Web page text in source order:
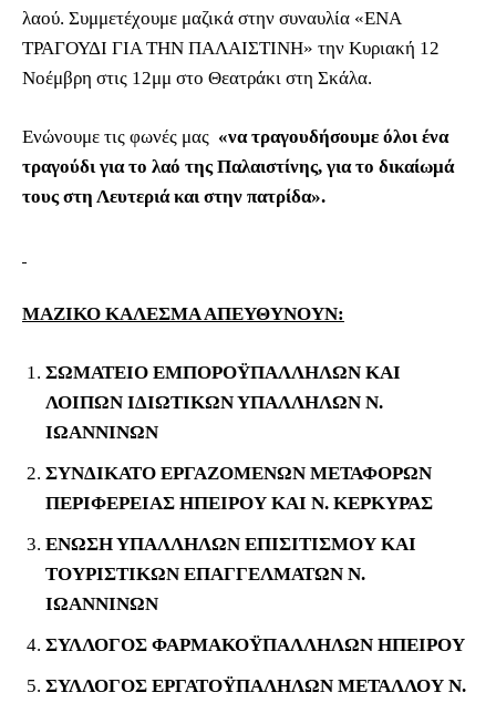
λαού. Συμμετέχουμε μαζικά στην συναυλία «ΕΝΑ
ΤΡΑΓΟΥΔΙ ΓΙΑ ΤΗΝ ΠΑΛΑΙΣΤΙΝΗ» την Κυριακή 12
Νοέμβρη στις 12μμ στο Θεατράκι στη Σκάλα.
Ενώνουμε τις φωνές μας «να τραγουδήσουμε όλοι ένα
τραγούδι για το λαό της Παλαιστίνης, για το δικαίωμά
τους στη Λευτεριά και στην πατρίδα».
ΜΑΖΙΚΟ ΚΑΛΕΣΜΑ ΑΠΕΥΘΥΝΟΥΝ:
ΣΩΜΑΤΕΙΟ ΕΜΠΟΡΟΫΠΑΛΛΗΛΩΝ ΚΑΙ
ΛΟΙΠΩΝ ΙΔΙΩΤΙΚΩΝ ΥΠΑΛΛΗΛΩΝ Ν.
ΙΩΑΝΝΙΝΩΝ
ΣΥΝΔΙΚΑΤΟ ΕΡΓΑΖΟΜΕΝΩΝ ΜΕΤΑΦΟΡΩΝ
ΠΕΡΙΦΕΡΕΙΑΣ ΗΠΕΙΡΟΥ ΚΑΙ Ν. ΚΕΡΚΥΡΑΣ
ΕΝΩΣΗ ΥΠΑΛΛΗΛΩΝ ΕΠΙΣΙΤΙΣΜΟΥ ΚΑΙ
ΤΟΥΡΙΣΤΙΚΩΝ ΕΠΑΓΓΕΛΜΑΤΩΝ Ν.
ΙΩΑΝΝΙΝΩΝ
ΣΥΛΛΟΓΟΣ ΦΑΡΜΑΚΟΫΠΑΛΛΗΛΩΝ ΗΠΕΙΡΟΥ
ΣΥΛΛΟΓΟΣ ΕΡΓΑΤΟΫΠΑΛΗΛΩΝ ΜΕΤΑΛΛΟΥ Ν.